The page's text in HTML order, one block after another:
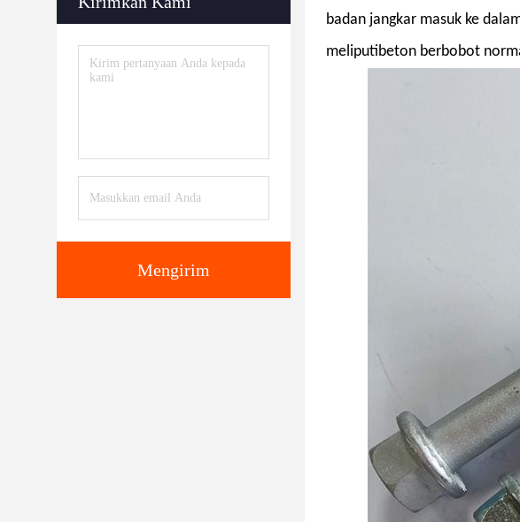
Mengirim
badan jangkar masuk ke
meliputibeton berbobot